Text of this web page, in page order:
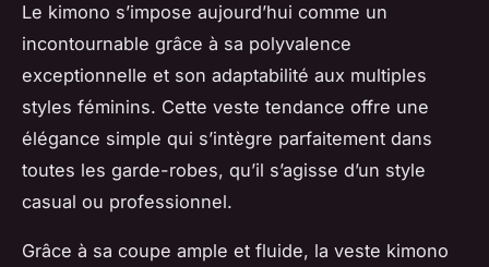
Le kimono s’impose aujourd’hui comme un
incontournable grâce à sa polyvalence
exceptionnelle et son adaptabilité aux multiples
styles féminins. Cette veste tendance offre une
élégance simple qui s’intègre parfaitement dans
toutes les garde-robes, qu’il s’agisse d’un style
casual ou professionnel.
Grâce à sa coupe ample et fluide, la veste kimono